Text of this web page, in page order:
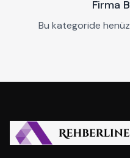
Firma
Bu kategoride